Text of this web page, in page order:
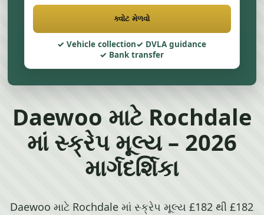
ક્વોટ મેળવો
Vehicle collection
DVLA guidance
Bank transfer
Daewoo માટે Rochdale
માં સ્ક્રેપ મૂલ્ય – 2026
માર્ગદર્શિકા
Daewoo માટે Rochdale માં સ્ક્રેપ મૂલ્ય £182 થી £182